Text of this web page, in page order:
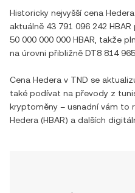
Historicky nejvyšší cena Hedera
aktuálně 43 791 096 242 HBAR
50 000 000 000 HBAR , takže
na úrovni přibližně DT8 814
Cena Hedera v TND se
také podívat na převody z
kryptoměny – usnadní vám to
Hedera (HBAR) a dalších